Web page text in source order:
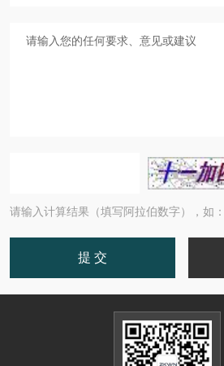
请输入计算结果（填写阿拉伯数字），如